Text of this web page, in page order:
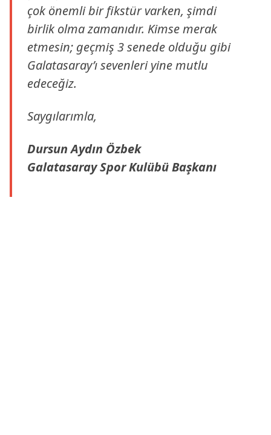
çok önemli bir fikstür varken, şimdi
birlik olma zamanıdır. Kimse merak
etmesin; geçmiş 3 senede olduğu gibi
Galatasaray’ı sevenleri yine mutlu
edeceğiz.
Saygılarımla,
Dursun Aydın Özbek
Galatasaray Spor Kulübü Başkanı